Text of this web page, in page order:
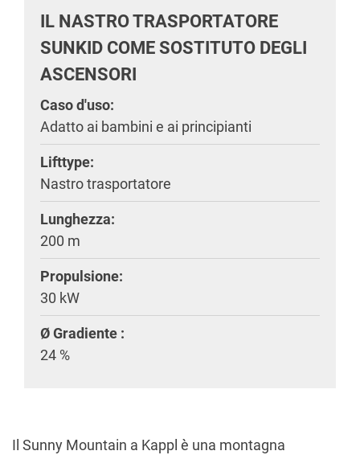
IL NASTRO TRASPORTATORE
SUNKID COME SOSTITUTO DEGLI
ASCENSORI
Caso d'uso:
Adatto ai bambini e ai principianti
Lifttype:
Nastro trasportatore
Lunghezza:
200 m
Propulsione:
30 kW
Ø Gradiente :
24 %
Il Sunny Mountain a Kappl è una montagna